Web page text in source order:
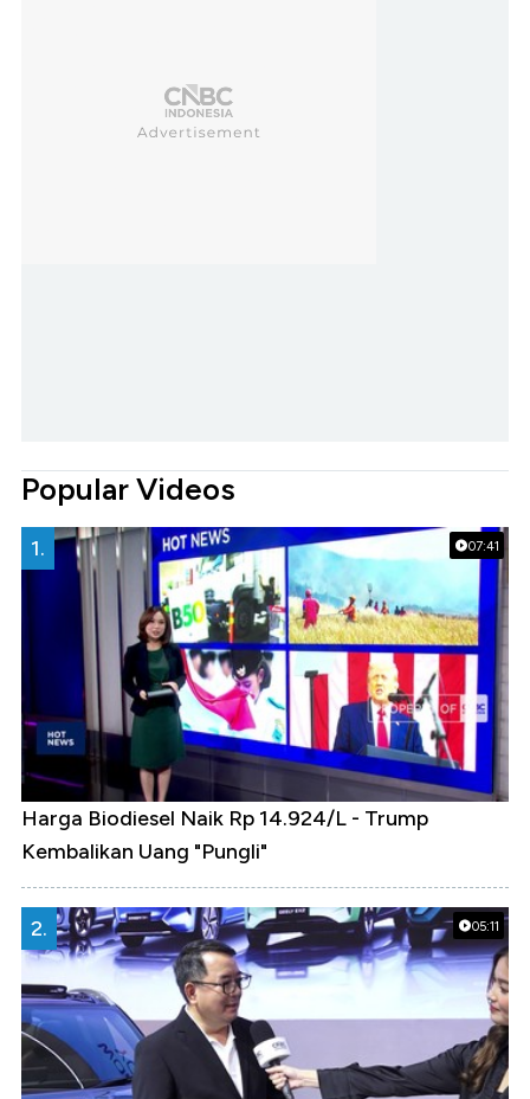
Popular Videos
07:41
1.
Harga Biodiesel Naik Rp 14.924/L - Trump
Kembalikan Uang "Pungli"
05:11
2.